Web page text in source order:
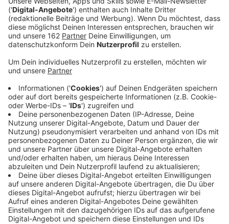
Anzeige
In Rheinberg, Moers und Dinslaken wird heute gegen
die Coronaproteste demonstriert. In Rheinberg ruft die
SPD zu einem stillen Protest auf dem Großen Markt
auf. Los geht es ab 18:30 Uhr. Vor allem möchte man
hier den Corona-Toten gedenken und Solidarität mit
den Menschen in der Gesundheitsbranche zeigen. in
Dinslaken wurde sogar extra ein Verbund gebildet.
Gesammelt unter dem "Dinslakener Bündnis" treffen
sich Menschen aus Ratsparteien, der Omas gegen
Rechts und Kirchengemeinden - ab 19 Uhr auf dem
Rathausplatz. Hier wird neben Bürgermeisterin
Eislöffel auch ein Mediziner sprechen. In Moers gibt es
eine Veranstaltung der Solidarität der Vielen um 17:30